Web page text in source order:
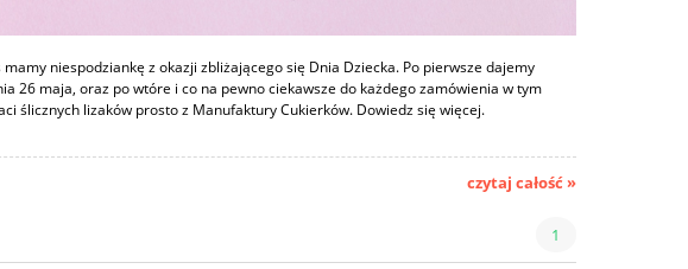
niespodziankę z okazji zbliżającego się Dnia Dziecka. Po pierwsze dajemy
26 maja, oraz po wtóre i co na pewno ciekawsze do każdego zamówienia w tym
ślicznych lizaków prosto z Manufaktury Cukierków. Dowiedz się więcej.
czytaj całość »
1